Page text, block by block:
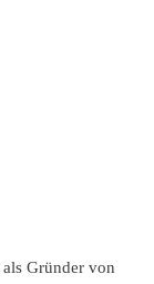
Gründer von